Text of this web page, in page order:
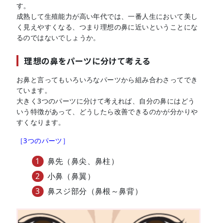
す。
成熟して生殖能力が高い年代では、一番人生において美し
く見えやすくなる、つまり理想の鼻に近いということにな
るのではないでしょうか。
理想の鼻をパーツに分けて考える
お鼻と言ってもいろいろなパーツから組み合わさってでき
ています。
大きく3つのパーツに分けて考えれば、自分の鼻にはどう
いう特徴があって、どうしたら改善できるのかが分かりや
すくなります。
［3つのパーツ］
鼻先（鼻尖、鼻柱）
小鼻（鼻翼）
鼻スジ部分（鼻根～鼻背）